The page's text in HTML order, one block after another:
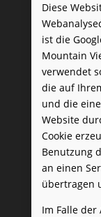
Diese
ist die
Mountain
verwendet
die auf
und die
Website
Cookie
Benutzung
an einen
übertragen
Im Falle